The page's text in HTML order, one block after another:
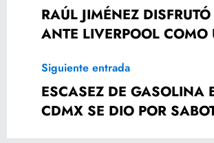
RAÚL JIMÉNEZ
ANTE LIVERPOOL COMO
Siguiente entrada
ESCASEZ DE GASOLINA
CDMX SE DIO POR